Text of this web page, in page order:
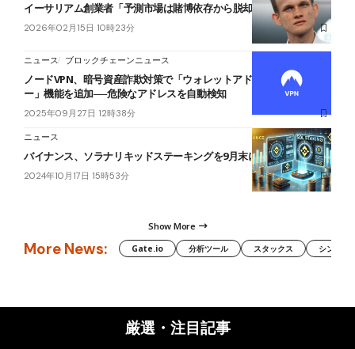
イーサリアム創業者「予測市場は賭博依存から脱却を」
2026年02月15日 10時23分
ニュース ブロックチェーンニュース
ノードVPN、暗号資産詐欺対策で「ウォレットアドレス・チェッカ
ー」機能を追加──危険なアドレスを自動検知
2025年09月27日 12時38分
ニュース
バイナンス、ソラナリキッドステーキングを9月末にリリースか
2024年10月17日 15時53分
Show More
More News: Gate.io 分析ツール スタックス シンボル
厳選・注目記事